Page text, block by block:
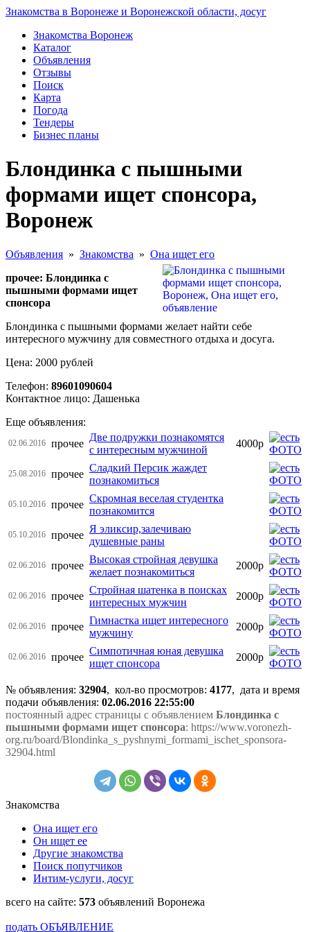
Знакомства в Воронеже и Воронежской области, досуг
Знакомства Воронеж
Каталог
Объявления
Отзывы
Поиск
Карта
Погода
Тендеры
Бизнес планы
Блондинка с пышными
формами ищет спонсора,
Воронеж
Объявления » Знакомства » Она ищет его
прочее: Блондинка с
пышными формами ищет
спонсора
Блондинка с пышными формами желает найти себе
интересного мужчину для совместного отдыха и досуга.
Цена: 2000 рублей
Телефон: 89601090604
Контактное лицо: Дашенька
Еще объявления:
02.06.2016 прочее
Две подружки познакомятся
с интересным мужчиной
4000р
25.08.2016 прочее
Сладкий Персик жаждет
познакомиться
05.10.2016 прочее
Cкромная веселая студентка
познакомится
05.10.2016 прочее
Я эликсир,залечиваю
душевные раны
02.06.2016 прочее
Высокая стройная девушка
желает познакомиться
2000р
02.06.2016 прочее
Стройная шатенка в поисках
интересных мужчин
2000р
02.06.2016 прочее
Гимнастка ищет интересного
мужчину
2000р
02.06.2016 прочее
Симпотичная юная девушка
ищет спонсора
2000р
№ объявления: 32904, кол-во просмотров: 4177, дата и время
подачи объявления: 02.06.2016 22:55:00
постоянный адрес страницы с объявлением Блондинка с
пышными формами ищет спонсора: https://www.voronezh-
org.ru/board/Blondinka_s_pyshnymi_formami_ischet_sponsora-
32904.html
Знакомства
Она ищет его
Он ищет ее
Другие знакомства
Поиск попутчиков
Интим-услуги, досуг
всего на сайте: 573 объявлений Воронежа
подать ОБЪЯВЛЕНИЕ